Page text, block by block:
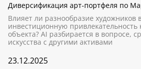
Диверсификация арт-портфеля по
Влияет ли разнообразие художников
инвестиционную привлекательность
объекта? AI разбирается в вопросе,
искусства с другими активами
23.12.2025